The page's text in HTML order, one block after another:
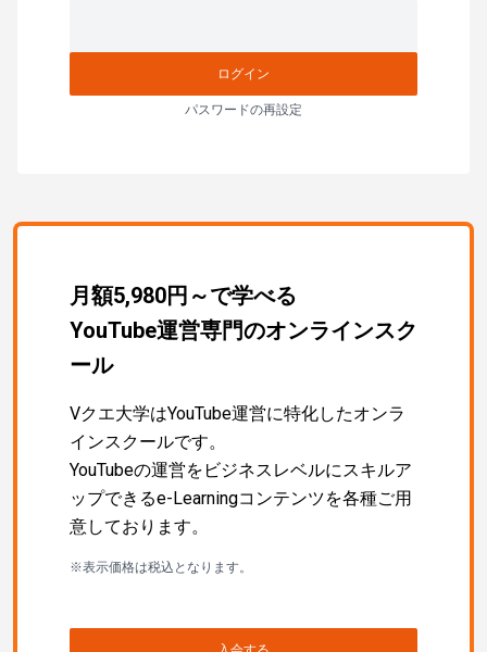
ログイン
パスワードの再設定
月額5,980円～で学べる
YouTube運営専門のオンラインスク
ール
Vクエ大学はYouTube運営に特化したオンラ
インスクールです。
YouTubeの運営をビジネスレベルにスキルア
ップできるe-Learningコンテンツを各種ご用
意しております。
※表示価格は税込となります。